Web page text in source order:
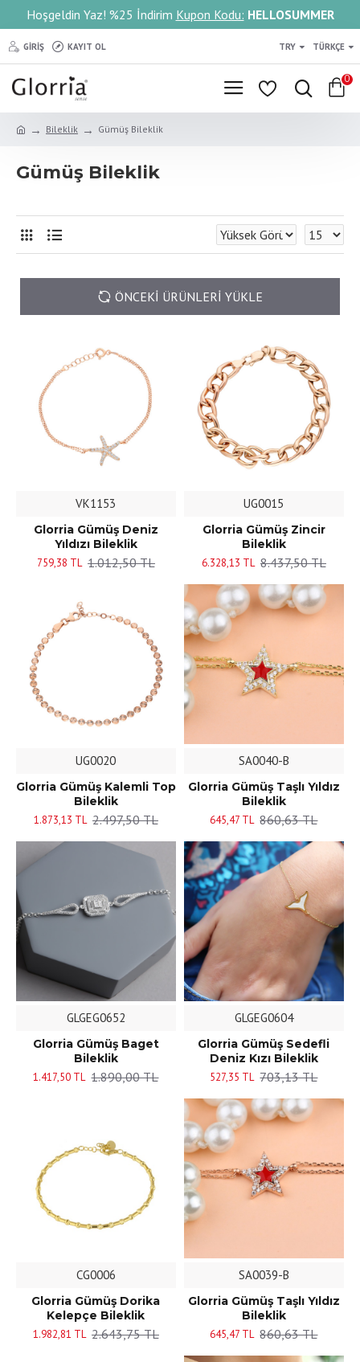
Hoşgeldin Yaz! %25 İndirim Kupon Kodu: HELLOSUMMER
GIRIŞ KAYIT OL TRY TÜRKÇE
0
Bileklik Gümüş Bileklik
Gümüş Bileklik
ÖNCEKI ÜRÜNLERI YÜKLE
VK1153
Glorria Gümüş Deniz
Yıldızı Bileklik
759,38 TL 1.012,50 TL
UG0015
Glorria Gümüş Zincir
Bileklik
6.328,13 TL 8.437,50 TL
UG0020
Glorria Gümüş Kalemli Top
Bileklik
1.873,13 TL 2.497,50 TL
SA0040-B
Glorria Gümüş Taşlı Yıldız
Bileklik
645,47 TL 860,63 TL
GLGEG0652
Glorria Gümüş Baget
Bileklik
1.417,50 TL 1.890,00 TL
GLGEG0604
Glorria Gümüş Sedefli
Deniz Kızı Bileklik
527,35 TL 703,13 TL
CG0006
Glorria Gümüş Dorika
Kelepçe Bileklik
1.982,81 TL 2.643,75 TL
SA0039-B
Glorria Gümüş Taşlı Yıldız
Bileklik
645,47 TL 860,63 TL